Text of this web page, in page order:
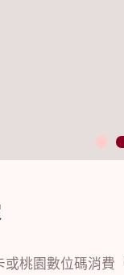
1
桃園數位碼消費